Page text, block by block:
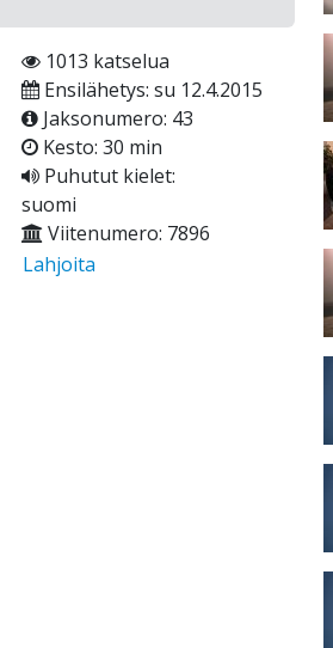
1013 katselua
Ensilähetys: su 12.4.2015
Jaksonumero: 43
Kesto: 30 min
Puhutut kielet:
suomi
Viitenumero: 7896
Lahjoita